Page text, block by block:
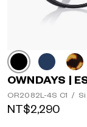
OWNDAYS |
OR2082L-4S C1 /
NT$2,290